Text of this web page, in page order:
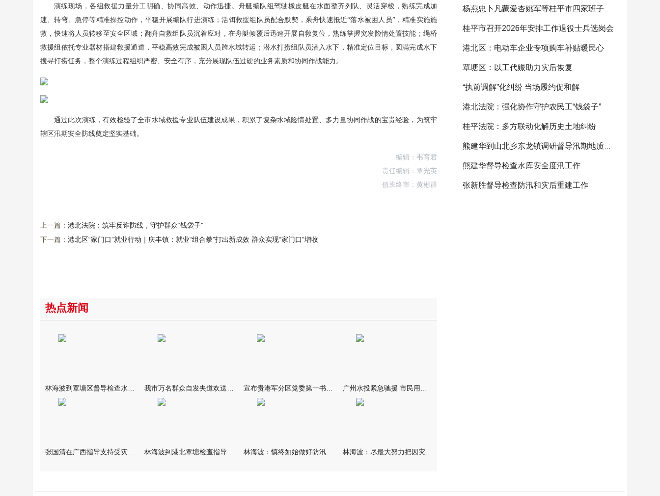
演练现场，各组救援力量分工明确、协同高效、动作迅捷。舟艇编队组驾驶橡皮艇在水面整齐列队、灵活穿梭，熟练完成加
速、转弯、急停等精准操控动作，平稳开展编队行进演练；活饵救援组队员配合默契，乘舟快速抵近“落水被困人员”，精准实施施
救，快速将人员转移至安全区域；翻舟自救组队员沉着应对，在舟艇倾覆后迅速开展自救复位，熟练掌握突发险情处置技能；绳桥
救援组依托专业器材搭建救援通道，平稳高效完成被困人员跨水域转运；潜水打捞组队员潜入水下，精准定位目标，圆满完成水下
搜寻打捞任务，整个演练过程组织严密、安全有序，充分展现队伍过硬的业务素质和协同作战能力。
通过此次演练，有效检验了全市水域救援专业队伍建设成果，积累了复杂水域险情处置、多力量协同作战的宝贵经验，为筑牢
辖区汛期安全防线奠定坚实基础。
编辑：韦育君
责任编辑：覃光英
值班终审：黄彬群
上一篇： 港北法院：筑牢反诈防线，守护群众“钱袋子”
下一篇： 港北区“家门口”就业行动｜庆丰镇：就业“组合拳”打出新成效 群众实现“家门口”增收
热点新闻
桂平市召开2026年安排工作退役士兵选岗会
港北区：电动车企业专项购车补贴暖民心
覃塘区：以工代赈助力灾后恢复
“执前调解”化纠纷 当场履约促和解
港北法院：强化协作守护农民工“钱袋子”
桂平法院：多方联动化解历史土地纠纷
熊建华督导检查水库安全度汛工作
张新胜督导检查防汛和灾后重建工作